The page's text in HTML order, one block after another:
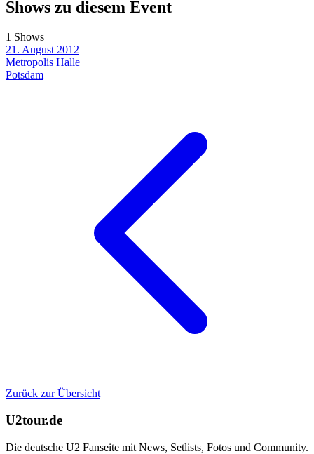
Shows zu diesem Event
1 Shows
21. August 2012
Metropolis Halle
Potsdam
Zurück zur Übersicht
U2tour.de
Die deutsche U2 Fanseite mit News, Setlists, Fotos und Community.